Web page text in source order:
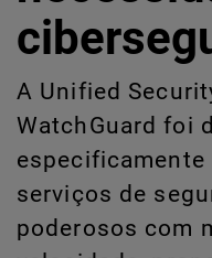
A Unified
WatchGuard foi
serviços de
poderosos com